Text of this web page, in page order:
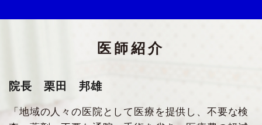
医師紹介
院長 栗田 邦雄
「地域の人々の医院として医療を提供し、不要な検